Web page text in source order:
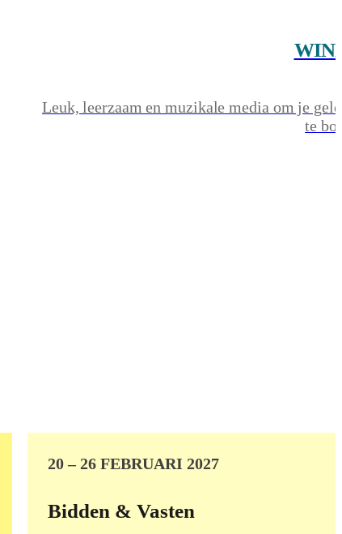
Leuk, leerzaam en muzikale media om je
te
20 – 26 FEBRUARI 2027
Bidden & Vasten